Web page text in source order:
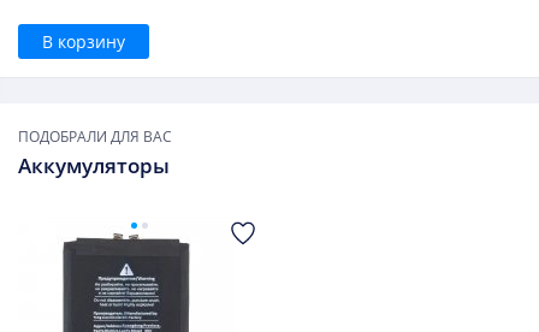
В корзину
ПОДОБРАЛИ ДЛЯ ВАС
Аккумуляторы